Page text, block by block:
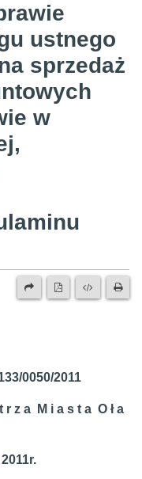
ustnego
sprzedaż
w
0050/2011
a s t a O ł a